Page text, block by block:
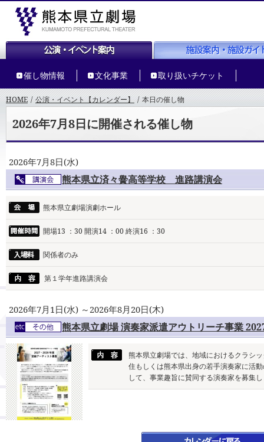
催し物情報 文化事業 取り扱いチケット
HOME / 公演・イベント【カレンダー】 / 本日の催し物
2026年7月8日に開催される催し物
2026年7月8日(水)
熊本県立済々黌高等学校 進路講演会
熊本県立劇場演劇ホール
開場13 ：30 開演14 ：00 終演16 ：30
関係者のみ
第１学年進路講演会
2026年7月1日(水) ～2026年8月20日(木)
熊本県立劇場 演奏家派遣アウトリーチ事業
熊本県立劇場では、地域におけるクラシ
住もしくは熊本県出身の若手演奏家に活
して、事業趣旨に賛同する演奏家を募集